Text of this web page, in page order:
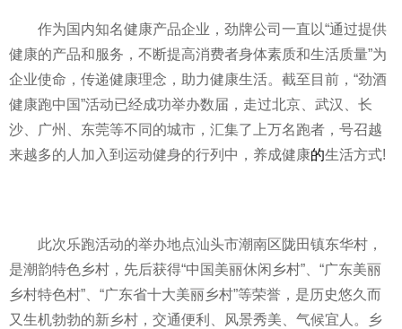
作为国内知名健康产品企业，劲牌公司一直以“通过提供
健康的产品和服务，不断提高消费者身体素质和生活质量”为
企业使命，传递健康理念，助力健康生活。截至目前，“劲酒
健康跑中国”活动已经成功举办数届，走过北京、武汉、长
沙、广州、东莞等不同的城市，汇集了上万名跑者，号召越
来越多的人加入到运动健身的行列中，养成健康的生活方式!
此次乐跑活动的举办地点汕头市潮南区陇田镇东华村，
是潮韵特色乡村，先后获得“中国美丽休闲乡村”、“广东美丽
乡村特色村”、“广东省十大美丽乡村”等荣誉，是历史悠久而
又生机勃勃的新乡村，交通便利、风景秀美、气候宜人。乡